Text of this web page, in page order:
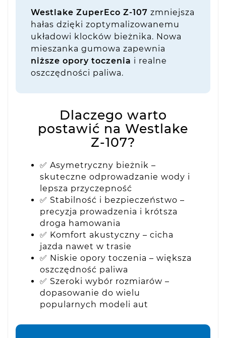
Westlake ZuperEco Z-107 zmniejsza
hałas dzięki zoptymalizowanemu
układowi klocków bieżnika. Nowa
mieszanka gumowa zapewnia
niższe opory toczenia i realne
oszczędności paliwa.
Dlaczego warto
postawić na Westlake
Z-107?
✅ Asymetryczny bieżnik –
skuteczne odprowadzanie wody i
lepsza przyczepność
✅ Stabilność i bezpieczeństwo –
precyzja prowadzenia i krótsza
droga hamowania
✅ Komfort akustyczny – cicha
jazda nawet w trasie
✅ Niskie opory toczenia – większa
oszczędność paliwa
✅ Szeroki wybór rozmiarów –
dopasowanie do wielu
popularnych modeli aut